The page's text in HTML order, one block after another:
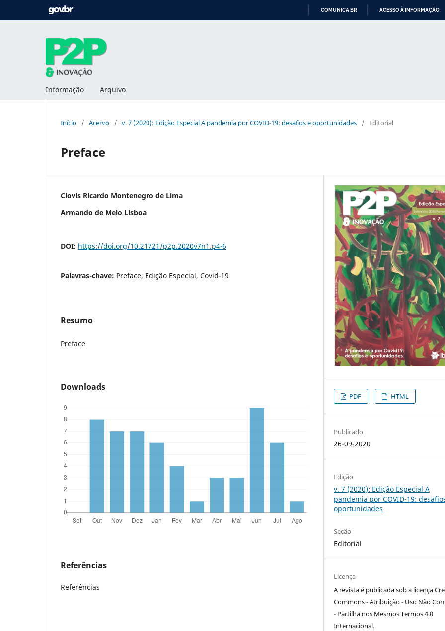
COMUNICA BR ACESSO À INFORMAÇÃO
Informação Arquivo
Início / Acervo / v. 7 (2020): Edição Especial A pandemia por COVID-19: desafios e oportunidades / Editorial
Preface
Clovis Ricardo Montenegro de Lima
Armando de Melo Lisboa
DOI: https://doi.org/10.21721/p2p.2020v7n1.p4-6
Palavras-chave: Preface, Edição Especial, Covid-19
Resumo
Preface
Downloads
Referências
Referências
PDF HTML
Publicado
26-09-2020
Edição
v. 7 (2020): Edição Especial A
pandemia por COVID-19:
oportunidades
Seção
Editorial
Licença
A revista é publicada sob a licença
Commons - Atribuição - Uso Não
- Partilha nos Mesmos Termos 4.0
Internacional.